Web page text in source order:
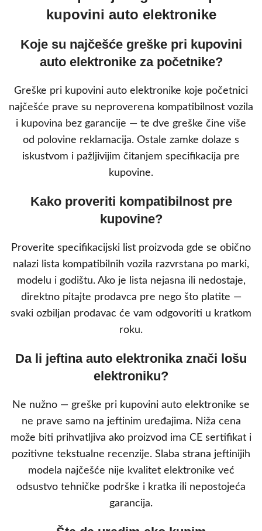
kupovini auto elektronike
Koje su najčešće greške pri kupovini
auto elektronike za početnike?
Greške pri kupovini auto elektronike koje početnici
najčešće prave su neproverena kompatibilnost vozila
i kupovina bez garancije — te dve greške čine više
od polovine reklamacija. Ostale zamke dolaze s
iskustvom i pažljivijim čitanjem specifikacija pre
kupovine.
Kako proveriti kompatibilnost pre
kupovine?
Proverite specifikacijski list proizvoda gde se obično
nalazi lista kompatibilnih vozila razvrstana po marki,
modelu i godištu. Ako je lista nejasna ili nedostaje,
direktno pitajte prodavca pre nego što platite —
svaki ozbiljan prodavac će vam odgovoriti u kratkom
roku.
Da li jeftina auto elektronika znači lošu
elektroniku?
Ne nužno — greške pri kupovini auto elektronike se
ne prave samo na jeftinim uređajima. Niža cena
može biti prihvatljiva ako proizvod ima CE sertifikat i
pozitivne tekstualne recenzije. Slaba strana jeftinijih
modela najčešće nije kvalitet elektronike već
odsustvo tehničke podrške i kratka ili nepostojeća
garancija.